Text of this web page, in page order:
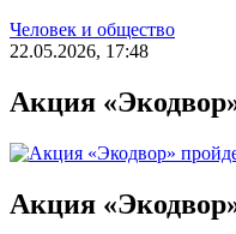
Человек и общество
22.05.2026, 17:48
Акция
Акция